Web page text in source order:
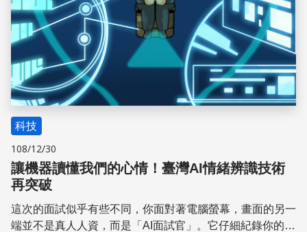
科技
108/12/30
讓機器讀懂我們的心情！臺灣AI情緒辨識技術
再突破
這次的面試似乎有些不同，你面對著電腦螢幕，畫面的另一
端並不是真人人資，而是「AI面試官」。它仔細紀錄你的一